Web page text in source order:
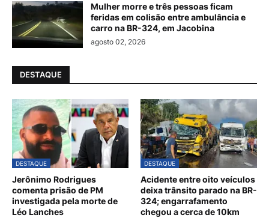
Mulher morre e três pessoas ficam
feridas em colisão entre ambulância e
carro na BR-324, em Jacobina
agosto 02, 2026
DESTAQUE
DESTAQUE
Jerônimo Rodrigues
comenta prisão de PM
investigada pela morte de
Léo Lanches
DESTAQUE
Acidente entre oito veículos
deixa trânsito parado na BR-
324; engarrafamento
chegou a cerca de 10km